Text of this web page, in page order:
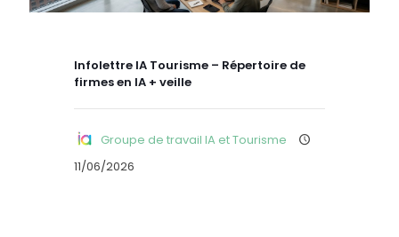
Infolettre IA Tourisme – Répertoire de
firmes en IA + veille
Groupe de travail IA et Tourisme
11/06/2026